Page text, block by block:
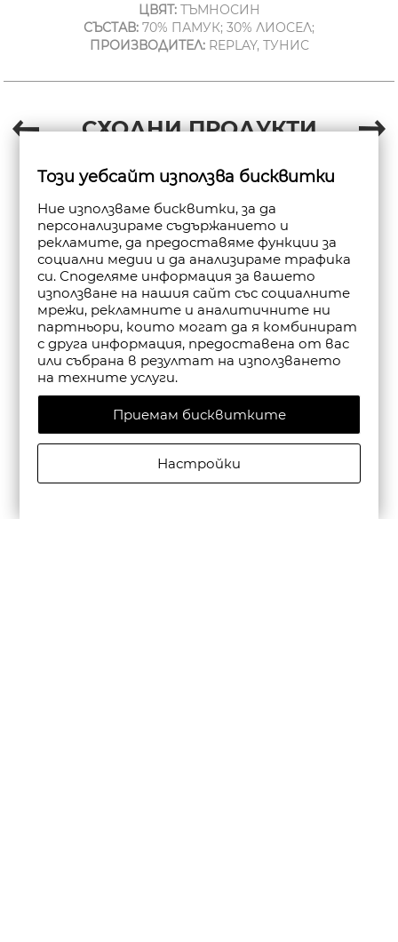
ЦВЯТ:ТЪМНОСИН
СЪСТАВ: 70% ПАМУК; 30% ЛИОСЕЛ;
ПРОИЗВОДИТЕЛ:REPLAY, ТУНИС
СХОДНИ ПРОДУКТИ
Този уебсайт използва бисквитки
Ние използваме бисквитки, за да
персонализираме съдържанието и
рекламите, да предоставяме функции за
социални медии и да анализираме трафика
си. Споделяме информация за вашето
използване на нашия сайт със социалните
мрежи, рекламните и аналитичните ни
партньори, които могат да я комбинират
с друга информация, предоставена от вас
или събрана в резултат на използването
на техните услуги.
Приемам бисквитките
Настройки